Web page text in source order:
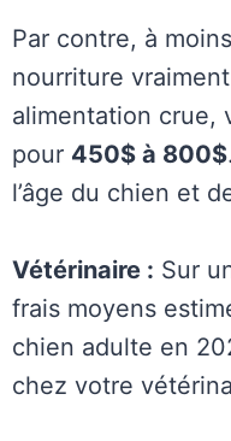
Par contre, à
nourriture
alimentation crue,
pour 450$ à 800$
l’âge du chien et
Vétérinaire : Sur
frais moyens
chien adulte en
chez votre